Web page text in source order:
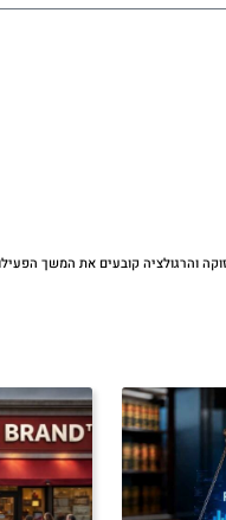
והרגולציה קובעים את המשך